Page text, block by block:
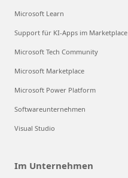
Microsoft Learn
Support für KI-Apps im Marketplace
Microsoft Tech Community
Microsoft Marketplace
Microsoft Power Platform
Softwareunternehmen
Visual Studio
Im Unternehmen